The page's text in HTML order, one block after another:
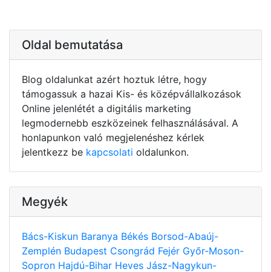
Oldal bemutatása
Blog oldalunkat azért hoztuk létre, hogy
támogassuk a hazai Kis- és középvállalkozások
Online jelenlétét a digitális marketing
legmodernebb eszközeinek felhasználásával. A
honlapunkon való megjelenéshez kérlek
jelentkezz be kapcsolati oldalunkon.
Megyék
Bács-Kiskun Baranya Békés Borsod-Abaúj-
Zemplén Budapest Csongrád Fejér Győr-Moson-
Sopron Hajdú-Bihar Heves Jász-Nagykun-